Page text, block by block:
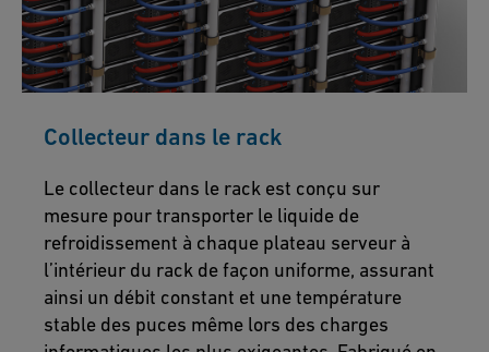
Collecteur dans le rack
Le collecteur dans le rack est conçu sur
mesure pour transporter le liquide de
refroidissement à chaque plateau serveur à
l’intérieur du rack de façon uniforme, assurant
ainsi un débit constant et une température
stable des puces même lors des charges